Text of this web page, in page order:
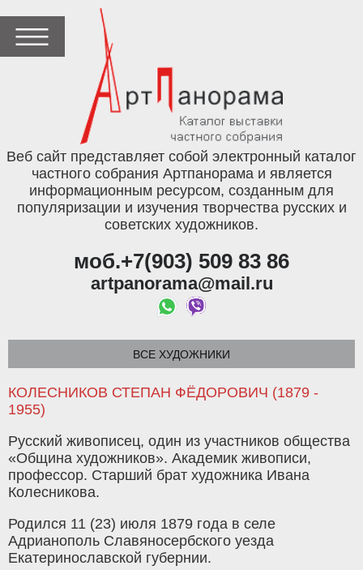
Веб сайт представляет собой электронный каталог
частного собрания Артпанорама и является
информационным ресурсом, созданным для
популяризации и изучения творчества русских и
советских художников.
моб.+7(903) 509 83 86
artpanorama@mail.ru
ВСЕ ХУДОЖНИКИ
КОЛЕСНИКОВ СТЕПАН ФЁДОРОВИЧ (1879 -
1955)
Русский живописец, один из участников общества
«Община художников». Академик живописи,
профессор. Старший брат художника Ивана
Колесникова.
Родился 11 (23) июля 1879 года в селе
Адрианополь Славяносербского уезда
Екатеринославской губернии.